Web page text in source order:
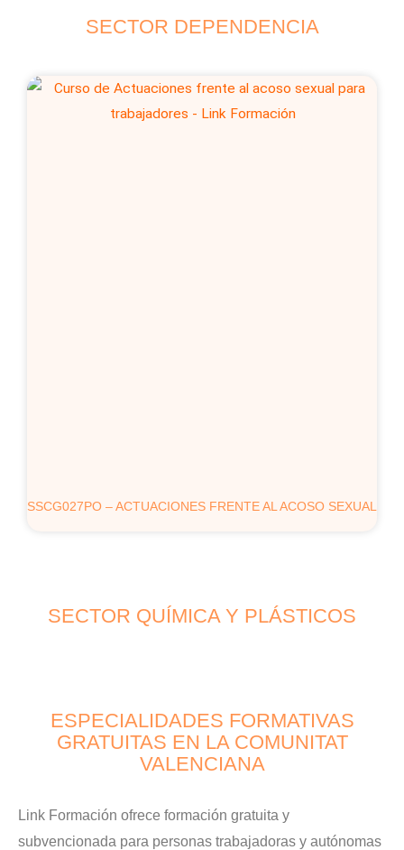
SECTOR DEPENDENCIA
SSCG027PO – ACTUACIONES FRENTE AL ACOSO SEXUAL
SECTOR QUÍMICA Y PLÁSTICOS
ESPECIALIDADES FORMATIVAS
GRATUITAS EN LA COMUNITAT
VALENCIANA
Link Formación ofrece formación gratuita y
subvencionada para personas trabajadoras y autónomas